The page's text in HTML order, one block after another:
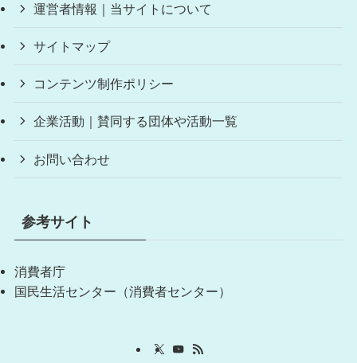
運営者情報｜当サイトについて
サイトマップ
コンテンツ制作ポリシー
企業活動｜賛同する団体や活動一覧
お問い合わせ
参考サイト
消費者庁
国民生活センター（消費者センター）